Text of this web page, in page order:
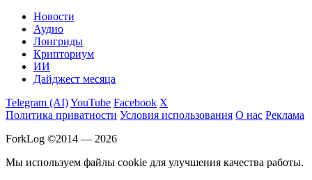
Новости
Аудио
Лонгриды
Крипториум
ИИ
Дайджест месяца
Telegram (AI)YouTube Facebook X
Политика приватности Условия использования О нас Реклама
ForkLog ©2014 — 2026
Мы используем файлы cookie для улучшения качества работы.